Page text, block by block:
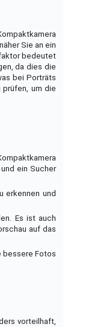
Sie an ein
bedeutet
da dies die
bei Porträts
prüfen, um die
ein Sucher
erkennen und
Es ist auch
auf das
bessere Fotos
vorteilhaft,